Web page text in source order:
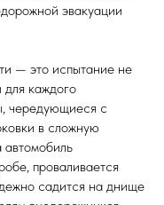
эвакуации
— это испытание не
для каждого
чередующиеся с
в сложную
автомобиль
проваливается
садится на днище